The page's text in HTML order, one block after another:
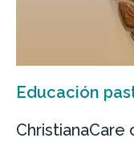
Educación